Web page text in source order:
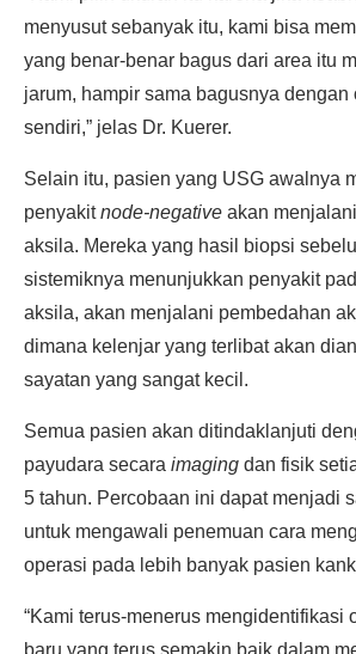
menyusut sebanyak itu, kami bisa
yang benar-benar bagus dari area itu
jarum, hampir sama bagusnya dengan
sendiri,” jelas Dr. Kuerer.
Selain itu, pasien yang USG awalnya
penyakitnode-negative akan
aksila. Mereka yang hasil biopsi
sistemiknya menunjukkan penyakit
aksila, akan menjalani pembedahan
dimana kelenjar yang terlibat akan
sayatan yang sangat kecil.
Semua pasien akan ditindaklanjuti
payudara secara imaging dan fisik
5 tahun. Percobaan ini dapat menjadi
untuk mengawali penemuan cara
operasi pada lebih banyak pasien
“Kami terus-menerus mengidentifikasi
baru yang terus semakin baik dalam